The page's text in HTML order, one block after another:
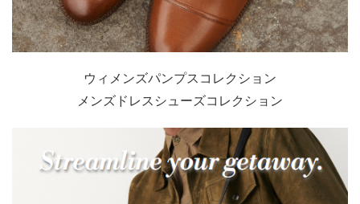
ウィメンズパンプスコレクション
メンズドレスシューズコレクション